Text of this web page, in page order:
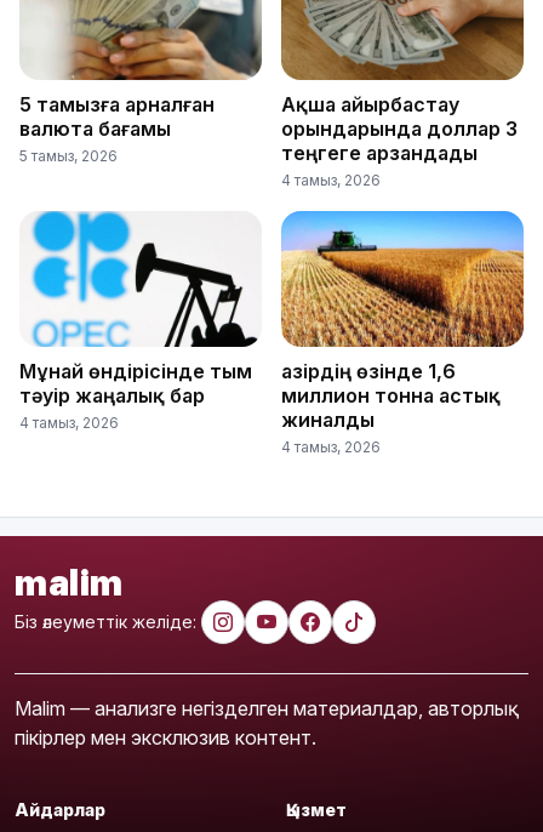
5 тамызға арналған
валюта бағамы
5 тамыз, 2026
Ақша айырбастау
орындарында доллар 3
теңгеге арзандады
4 тамыз, 2026
Мұнай өндірісінде тым
тәуір жаңалық бар
4 тамыз, 2026
Қазірдің өзінде 1,6
миллион тонна астық
жиналды
4 тамыз, 2026
malim
Біз әлеуметтік желіде:
Malim — анализге негізделген материалдар, авторлық
пікірлер мен эксклюзив контент.
Айдарлар Қызмет